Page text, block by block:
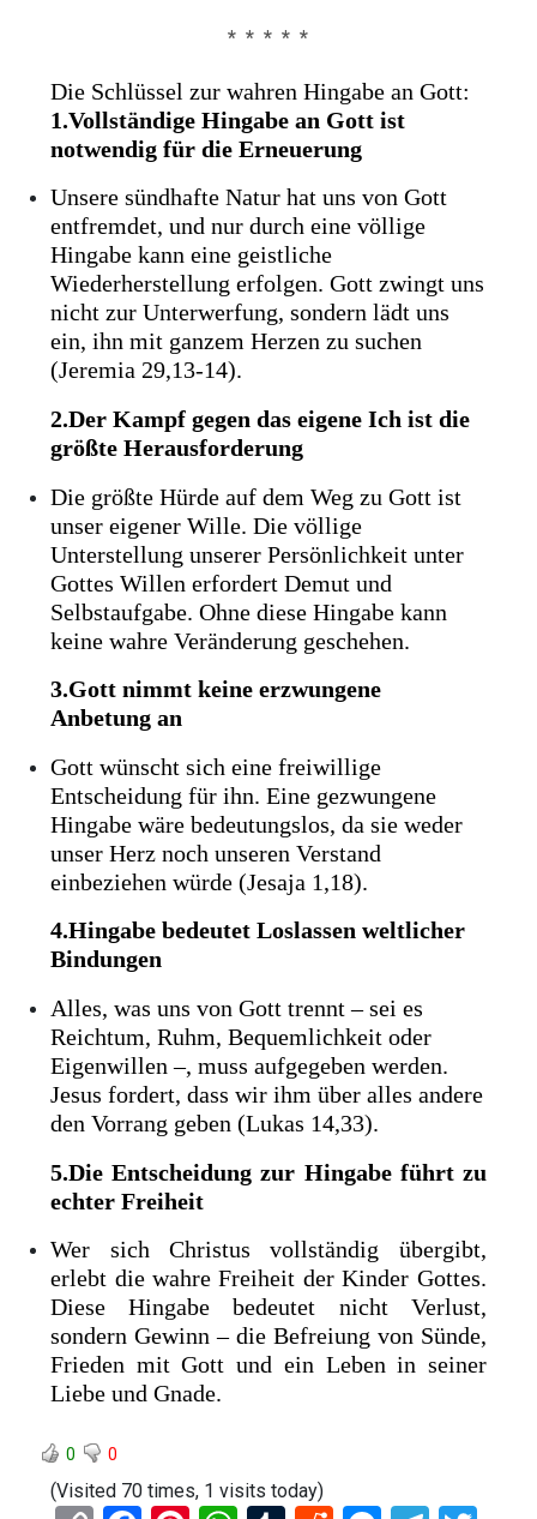
* * * * *
Die Schlüssel zur wahren Hingabe an Gott:
1.Vollständige Hingabe an Gott ist
notwendig für die Erneuerung
Unsere sündhafte Natur hat uns von Gott
entfremdet, und nur durch eine völlige
Hingabe kann eine geistliche
Wiederherstellung erfolgen. Gott zwingt uns
nicht zur Unterwerfung, sondern lädt uns
ein, ihn mit ganzem Herzen zu suchen
(Jeremia 29,13-14).
2.Der Kampf gegen das eigene Ich ist die
größte Herausforderung
Die größte Hürde auf dem Weg zu Gott ist
unser eigener Wille. Die völlige
Unterstellung unserer Persönlichkeit unter
Gottes Willen erfordert Demut und
Selbstaufgabe. Ohne diese Hingabe kann
keine wahre Veränderung geschehen.
3.Gott nimmt keine erzwungene
Anbetung an
Gott wünscht sich eine freiwillige
Entscheidung für ihn. Eine gezwungene
Hingabe wäre bedeutungslos, da sie weder
unser Herz noch unseren Verstand
einbeziehen würde (Jesaja 1,18).
4.Hingabe bedeutet Loslassen weltlicher
Bindungen
Alles, was uns von Gott trennt – sei es
Reichtum, Ruhm, Bequemlichkeit oder
Eigenwillen –, muss aufgegeben werden.
Jesus fordert, dass wir ihm über alles andere
den Vorrang geben (Lukas 14,33).
5.Die Entscheidung zur Hingabe führt zu
echter Freiheit
Wer sich Christus vollständig übergibt,
erlebt die wahre Freiheit der Kinder Gottes.
Diese Hingabe bedeutet nicht Verlust,
sondern Gewinn – die Befreiung von Sünde,
Frieden mit Gott und ein Leben in seiner
Liebe und Gnade.
0 0
(Visited 70 times, 1 visits today)